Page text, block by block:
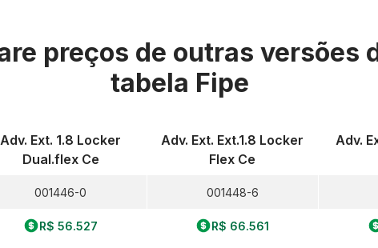
preços de outras versões
tabela Fipe
Adv. Ext. 1.8 Locker
Dual.flex Ce
001446-0
R$ 56.527
Adv. Ext. Ext.1.8 Locker
Flex Ce
001448-6
R$ 66.561
Adv.